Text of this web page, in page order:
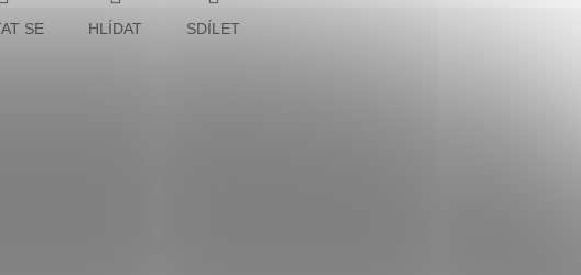
SE HLÍDAT SDÍLET